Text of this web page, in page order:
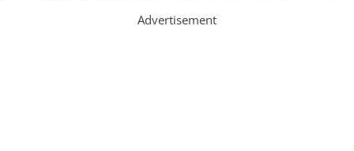
Advertisement